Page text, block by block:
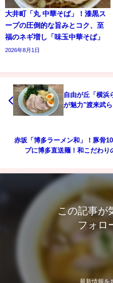
大井町「丸 中華そば」！漆黒ス
ープの圧倒的な旨みとコク、至
福のネギ増し「味玉中華そば」
2026年8月1日
自由が丘「横浜
が魅力"渡来武
赤坂「博多ラーメン和」！豚骨
プに博多直送麺！和こだわり
この記事が
フォロ
最新情報を